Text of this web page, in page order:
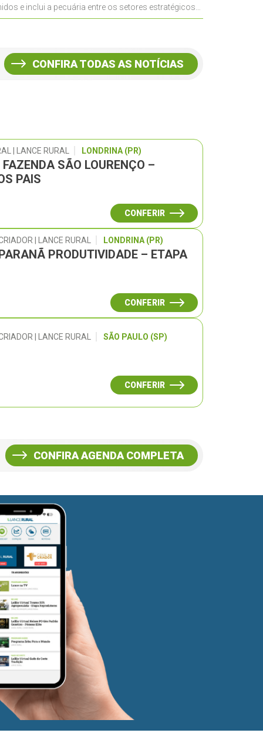
e inclui a pecuária entre os setores estratégicos
CONFIRA TODAS AS NOTÍCIAS
| LANCE RURAL LONDRINA (PR)
SÃO LOURENÇO –
PAIS
CONFERIR
| LANCE RURAL LONDRINA (PR)
PRODUTIVIDADE – ETAPA
CONFERIR
| LANCE RURAL SÃO PAULO (SP)
CONFERIR
CONFIRA AGENDA COMPLETA